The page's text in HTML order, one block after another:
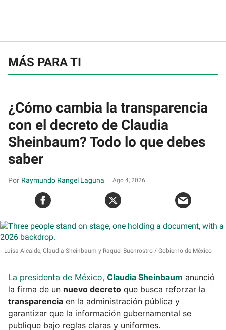
MÁS PARA TI
¿Cómo cambia la transparencia
con el decreto de Claudia
Sheinbaum? Todo lo que debes
saber
Raymundo Rangel Laguna Ago 4, 2026
Luisa Alcalde, Claudia Sheinbaum y Raquel Buenrostro Gobierno de México
La presidenta de México, Claudia Sheinbaum anunció
la firma de un nuevo decreto que busca reforzar la
transparencia en la administración pública y
garantizar que la información gubernamental se
publique bajo reglas claras y uniformes.